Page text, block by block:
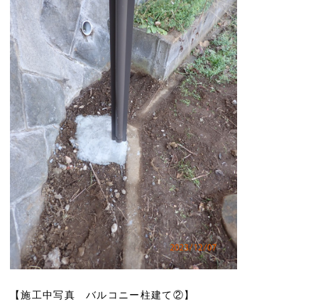
【施工中写真 バルコニー柱建て②】